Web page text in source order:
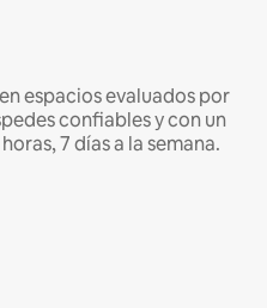
espacios evaluados por
confiables y con un
7 días a la semana.